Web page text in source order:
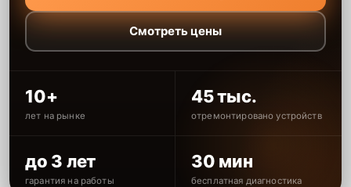
Смотреть цены
10+
лет на рынке
45 тыс.
отремонтировано устройств
до 3 лет
гарантия на работы
30 мин
бесплатная диагностика